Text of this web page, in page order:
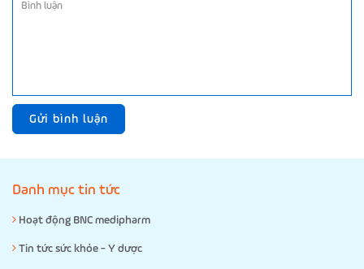
Gửi bình luận
Danh mục tin tức
Hoạt động BNC medipharm
Tin tức sức khỏe - Y dược